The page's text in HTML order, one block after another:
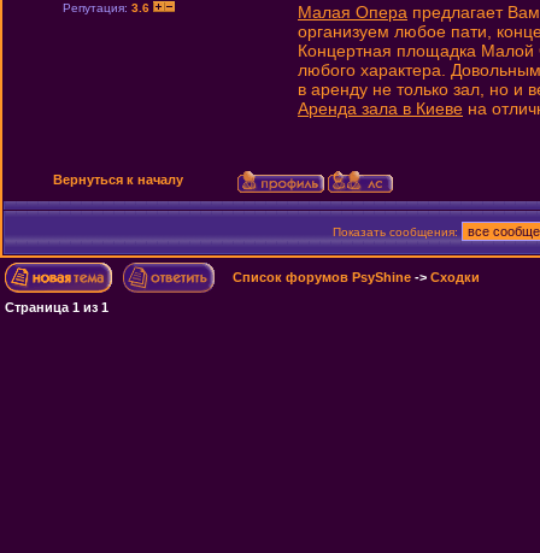
Репутация: 3.6 Малая Опера предлагает
организуем любое пати,
Концертная площадка Малой
любого характера.
в аренду не только зал, но и
Аренда зала в Киеве на
Вернуться к началу
Показать сообщения:
Список форумов PsyShine -> Сходки
Страница 1 из 1